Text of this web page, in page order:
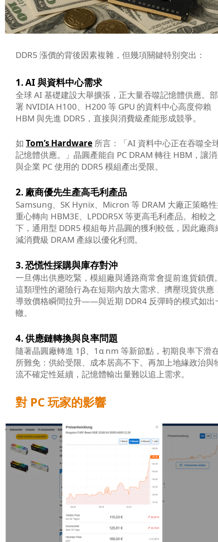
DDR5 漲價的背後因素複雜，但幾項關鍵特別突出：
1.AI 與資料中心需求
全球 AI 基礎建設大舉擴張，正大量吞噬記憶體供應。部
署 NVIDIA H100、H200 等 GPU 的資料中心高度仰賴
HBM 與先進 DDR5，直接與消費級產能形成競爭。
如 Tom’s Hardware 所言：「AI 資料中心正在吞噬全
記憶體供應。」晶圓產能自 PC DRAM 轉往 HBM，讓
與企業 PC 使用的 DDR5 模組產出受限。
2. 廠商優先生產高毛利產品
Samsung、SK Hynix、Micron 等 DRAM 大廠正策略
重心轉向 HBM3E、LPDDR5X 等更高毛利產品。相較之
下，通用型 DDR5 模組每片晶圓的獲利較低，因此廠商
減消費級 DRAM 產線以優化利潤。
3.恐慌性採購與庫存對沖
一旦傳出供應吃緊，模組廠與通路商常會提前進貨鎖價
這類理性的避險行為在短期內放大需求、擠壓現貨供應
導致價格瞬間拉升——與近期 DDR4 反彈時的模式如出
轍。
4.供應鏈轉換與良率問題
隨著晶圓廠轉進 1β、1α nm 等新節點，初期良率下滑
所難免：供給受限、成本居高不下。再加上地緣政治與
流不確定性延續，記憶體輸出量難以追上需求。
對 PC 玩家的影響